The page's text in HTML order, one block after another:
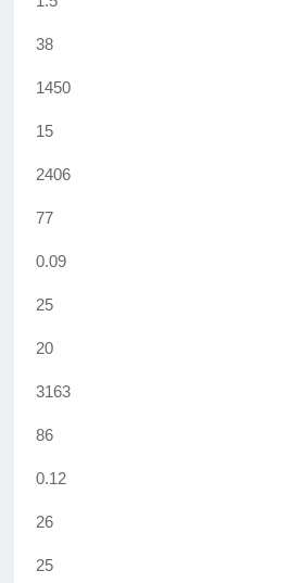
38
1450
15
2406
77
0.09
25
20
3163
86
0.12
26
25